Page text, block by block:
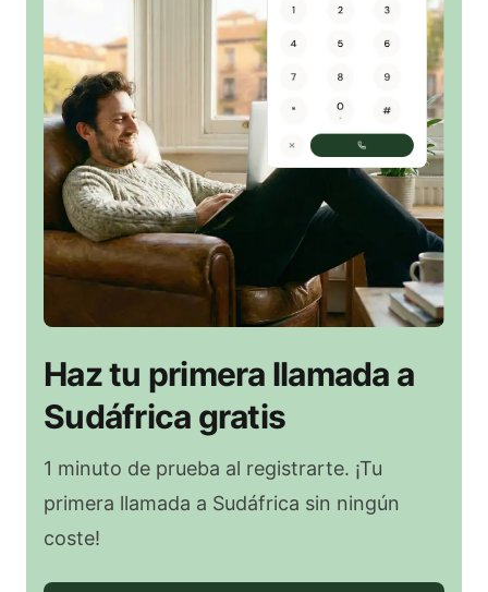
Haz tu primera llamada a
Sudáfrica gratis
1 minuto de prueba al registrarte. ¡Tu
primera llamada a Sudáfrica sin ningún
coste!